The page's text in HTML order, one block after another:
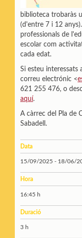
biblioteca trobaràs
(d'entre 7 i 12
professionals de
escolar com
cada edat.
Si esteu
correu electrónic <
621 255 476, o
aquí.
A càrrec del Pla de
Sabadell.
Data
15/09/2025 - 18/06/
Hora
16:45 h
Duració
3 h